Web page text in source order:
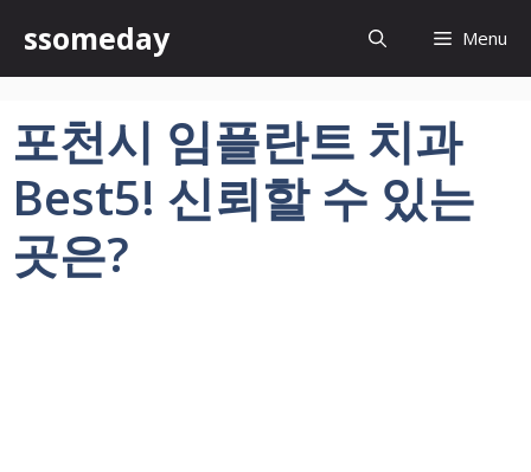
츠
건
너
기
ssomeday Menu
포천시 임플란트 치과
Best5! 신뢰할 수 있는
곳은?